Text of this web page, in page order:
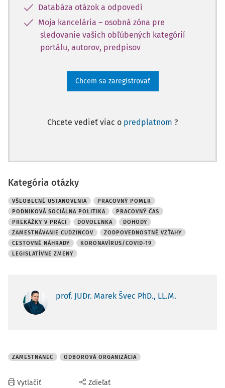
Databáza otázok a odpovedí
Moja kancelária – osobná zóna pre
sledovanie vašich obľúbených kategórií
portálu, autorov, predpisov
Chcem sa zaregistrovať
Chcete vedieť viac o predplatnom ?
Kategória otázky
VŠEOBECNÉ USTANOVENIA
PRACOVNÝ POMER
PODNIKOVÁ SOCIÁLNA POLITIKA
PRACOVNÝ ČAS
PREKÁŽKY V PRÁCI
DOVOLENKA
DOHODY
ZAMESTNÁVANIE CUDZINCOV
ZODPOVEDNOSTNÉ VZŤAHY
CESTOVNÉ NÁHRADY
KORONAVÍRUS/COVID-19
LEGISLATÍVNE ZMENY
prof. JUDr. Marek Švec PhD., LL.M.
ZAMESTNANEC ODBOROVÁ ORGANIZÁCIA
Vytlačiť Zdieľať